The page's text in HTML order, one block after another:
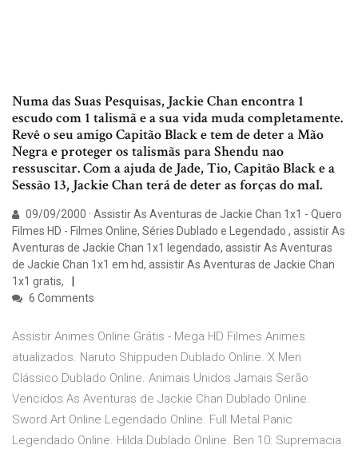
Numa das Suas Pesquisas, Jackie Chan encontra 1
escudo com 1 talismã e a sua vida muda completamente.
Revê o seu amigo Capitão Black e tem de deter a Mão
Negra e proteger os talismãs para Shendu nao
ressuscitar. Com a ajuda de Jade, Tio, Capitão Black e a
Sessão 13, Jackie Chan terá de deter as forças do mal.
09/09/2000 · Assistir As Aventuras de Jackie Chan 1x1 - Quero
Filmes HD - Filmes Online, Séries Dublado e Legendado , assistir As
Aventuras de Jackie Chan 1x1 legendado, assistir As Aventuras
de Jackie Chan 1x1 em hd, assistir As Aventuras de Jackie Chan
1x1 gratis,
6 Comments
Assistir Animes Online Grátis - Mega HD Filmes Animes
atualizados. Naruto Shippuden Dublado Online. X Men
Clássico Dublado Online. Animais Unidos Jamais Serão
Vencidos As Aventuras de Jackie Chan Dublado Online.
Sword Art Online Legendado Online. Full Metal Panic
Legendado Online. Hilda Dublado Online. Ben 10: Supremacia